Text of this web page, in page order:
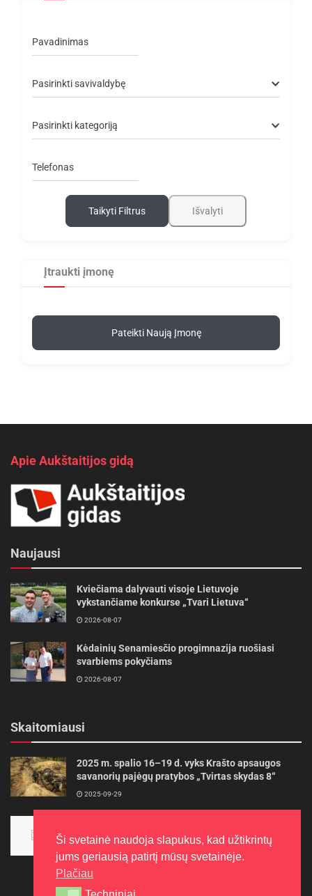
Pavadinimas
Pasirinkti savivaldybę
Pasirinkti kategoriją
Telefonas
Taikyti Filtrus Išvalyti
Įtraukti įmonę
Pateikti Naują Įmonę
Apie Aukštaitijos gidą
Naujausi
Kviečiama dalyvauti visoje Lietuvoje
vykstančiame konkurse „Tvari Lietuva“
2026-08-07
Kėdainių Senamiesčio progimnazija ruošiasi
svarbiems pokyčiams
2026-08-07
Skaitomiausi
2025 m. spalio 16–19 d. vyks Krašto apsaugos
savanorių pajėgų pratybos „Tvirtas skydas 8“
2025-09-29
aukso
2015-10-30
Ši svetainė naudoja slapukus, kad užtikrintų
jums geriausią patirtį mūsų svetainėje.
Plačiau